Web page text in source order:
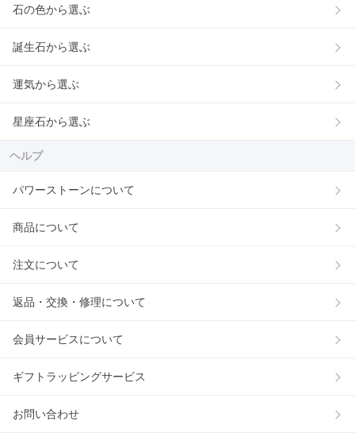
石の色から選ぶ
誕生石から選ぶ
運気から選ぶ
星座石から選ぶ
ヘルプ
パワーストーンについて
商品について
注文について
返品・交換・修理について
会員サービスについて
ギフトラッピングサービス
お問い合わせ